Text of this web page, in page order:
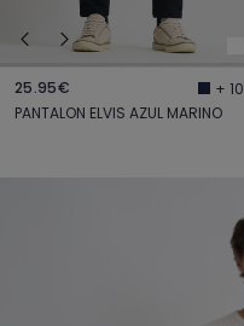
25.95€
+ 10
PANTALON ELVIS AZUL MARINO